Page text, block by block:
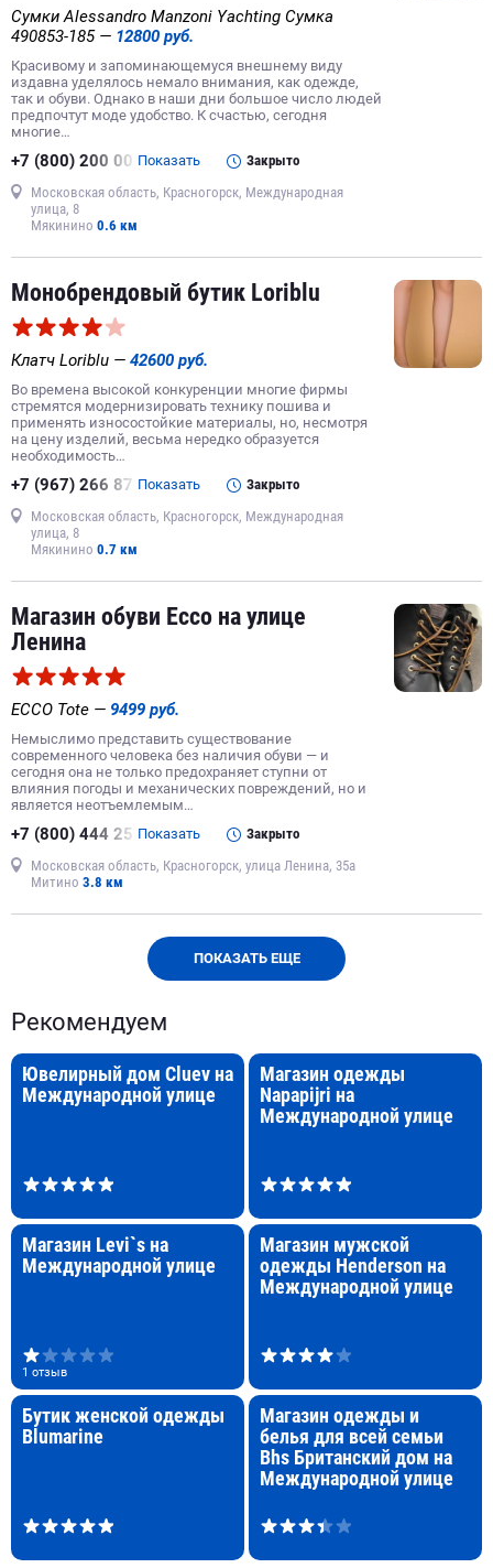
Сумки Alessandro Manzoni Yachting Сумка
490853-185 — 12800 руб.
Красивому и запоминающемуся внешнему виду
издавна уделялось немало внимания, как одежде,
так и обуви. Однако в наши дни большое число людей
предпочтут моде удобство. К счастью, сегодня
многие…
+7 (800) 200 00 Показать Закрыто
Московская область, Красногорск, Международная
улица, 8
Мякинино 0.6 км
Монобрендовый бутик Loriblu
Клатч Loriblu — 42600 руб.
Во времена высокой конкуренции многие фирмы
стремятся модернизировать технику пошива и
применять износостойкие материалы, но, несмотря
на цену изделий, весьма нередко образуется
необходимость…
+7 (967) 266 87 Показать Закрыто
Московская область, Красногорск, Международная
улица, 8
Мякинино 0.7 км
Магазин обуви Ecco на улице
Ленина
ECCO Tote — 9499 руб.
Немыслимо представить существование
современного человека без наличия обуви — и
сегодня она не только предохраняет ступни от
влияния погоды и механических повреждений, но и
является неотъемлемым…
+7 (800) 444 25 Показать Закрыто
Московская область, Красногорск, улица Ленина, 35а
Митино 3.8 км
ПОКАЗАТЬ ЕЩЕ
Рекомендуем
Ювелирный дом Cluev на
Международной улице
Магазин одежды
Napapijri на
Международной улице
Магазин Levi`s на
Международной улице
1 отзыв
Магазин мужской
одежды Henderson на
Международной улице
Бутик женской одежды
Blumarine
Магазин одежды и
белья для всей семьи
Bhs Британский дом на
Международной улице